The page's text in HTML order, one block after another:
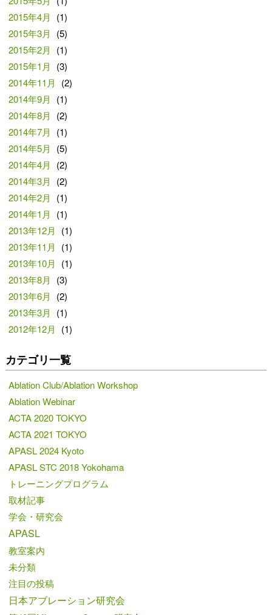
2015年4月
(1)
2015年3月
(5)
2015年2月
(1)
2015年1月
(3)
2014年11月
(2)
2014年9月
(1)
2014年8月
(2)
2014年7月
(1)
2014年5月
(5)
2014年4月
(2)
2014年3月
(2)
2014年2月
(1)
2014年1月
(1)
2013年12月
(1)
2013年11月
(1)
2013年10月
(1)
2013年8月
(3)
2013年6月
(2)
2013年3月
(1)
2012年12月
(1)
カテゴリ一覧
Ablation Club/Ablation Workshop
Ablation Webinar
ACTA 2020 TOKYO
ACTA 2021 TOKYO
APASL 2024 Kyoto
APASL STC 2018 Yokohama
トレーニングプログラム
取材記事
学会・研究会
APASL
教室案内
未分類
注目の投稿
日本アブレーション研究会